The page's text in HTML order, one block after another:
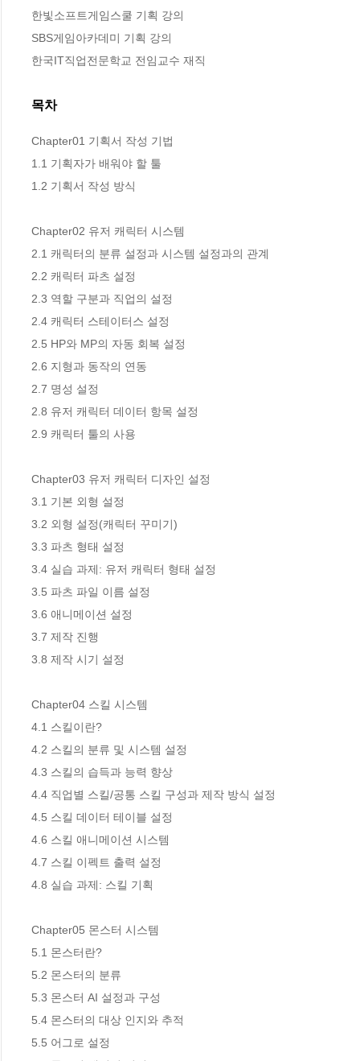
한빛소프트게임스쿨 기획 강의
SBS게임아카데미 기획 강의
한국IT직업전문학교 전임교수 재직
목차
Chapter01 기획서 작성 기법
1.1 기획자가 배워야 할 툴
1.2 기획서 작성 방식
Chapter02 유저 캐릭터 시스템
2.1 캐릭터의 분류 설정과 시스템 설정과의 관계
2.2 캐릭터 파츠 설정
2.3 역할 구분과 직업의 설정
2.4 캐릭터 스테이터스 설정
2.5 HP와 MP의 자동 회복 설정
2.6 지형과 동작의 연동
2.7 명성 설정
2.8 유저 캐릭터 데이터 항목 설정
2.9 캐릭터 툴의 사용
Chapter03 유저 캐릭터 디자인 설정
3.1 기본 외형 설정
3.2 외형 설정(캐릭터 꾸미기)
3.3 파츠 형태 설정
3.4 실습 과제: 유저 캐릭터 형태 설정
3.5 파츠 파일 이름 설정
3.6 애니메이션 설정
3.7 제작 진행
3.8 제작 시기 설정
Chapter04 스킬 시스템
4.1 스킬이란?
4.2 스킬의 분류 및 시스템 설정
4.3 스킬의 습득과 능력 향상
4.4 직업별 스킬/공통 스킬 구성과 제작 방식 설정
4.5 스킬 데이터 테이블 설정
4.6 스킬 애니메이션 시스템
4.7 스킬 이펙트 출력 설정
4.8 실습 과제: 스킬 기획
Chapter05 몬스터 시스템
5.1 몬스터란?
5.2 몬스터의 분류
5.3 몬스터 AI 설정과 구성
5.4 몬스터의 대상 인지와 추적
5.5 어그로 설정